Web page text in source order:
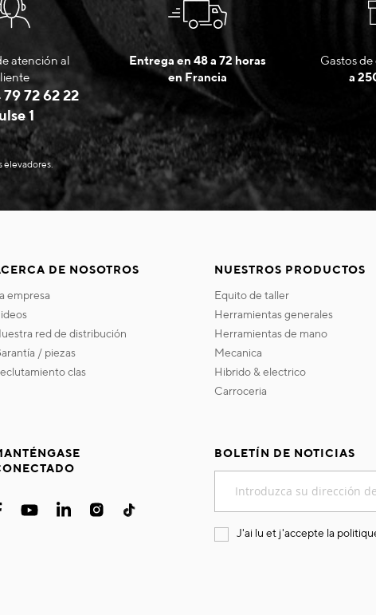
atención al
72 62 22
1
Entrega en 48 a 72 horas
en Francia
Gastos
a
elevadores.
DE NOSOTROS
empresa
videos
nuestra red de distribución
garantía / piezas
reclutamiento clas
NUESTROS PRODUCTOS
equito de taller
herramientas generales
herramientas de mano
mecanica
hibrido & electrico
carroceria
BOLETÍN DE NOTICIAS
nuestro
boletín
de
J'ai lu et j'accepte la